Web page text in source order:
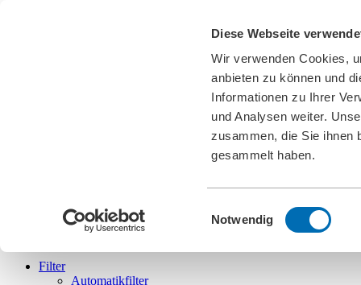
Diese Webseite
Wir verwenden Cookies,
anbieten zu können und
Informationen zu Ihrer
und Analysen weiter.
zusammen, die Sie ihnen
gesammelt haben.
Einwilligungsauswahl
Notwendig
Filter
Automatikfilter